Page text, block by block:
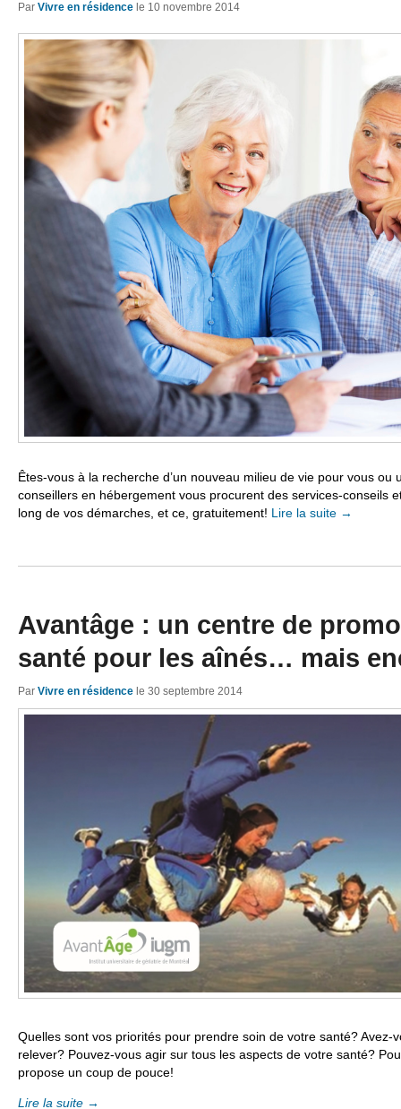
Par Vivre en résidence le 10 novembre 2014
Êtes-vous à la recherche d’un nouveau milieu de vie pour vous ou
conseillers en hébergement vous procurent des services-conseils
long de vos démarches, et ce, gratuitement! Lire la suite →
Avantâge : un centre de
santé pour les aînés… mais
Par Vivre en résidence le 30 septembre 2014
Quelles sont vos priorités pour prendre soin de votre santé? Avez-
relever? Pouvez-vous agir sur tous les aspects de votre santé?
propose un coup de pouce!
Lire la suite →